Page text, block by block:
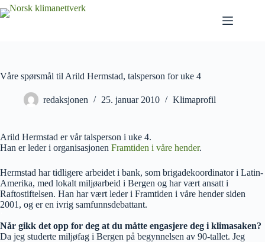
Våre spørsmål til Arild Hermstad, talsperson for uke 4
redaksjonen 25. januar 2010 Klimaprofil
Arild Hermstad er vår talsperson i uke 4.
Han er leder i organisasjonen Framtiden i våre hender.
Hermstad har tidligere arbeidet i bank, som brigadekoordinator i Latin-
Amerika, med lokalt miljøarbeid i Bergen og har vært ansatt i
Raftostiftelsen. Han har vært leder i Framtiden i våre hender siden
2001, og er en ivrig samfunnsdebattant.
Når gikk det opp for deg at du måtte engasjere deg i klimasaken?
Da jeg studerte miljøfag i Bergen på begynnelsen av 90-tallet. Jeg